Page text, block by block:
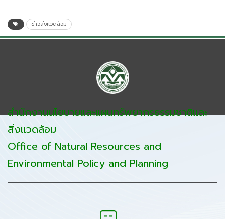
ข่าวสิ่งแวดล้อม
สำนักงานนโยบายและแผนทรัพยากรธรรมชาติและ
สิ่งแวดล้อม
Office of Natural Resources and
Environmental Policy and Planning